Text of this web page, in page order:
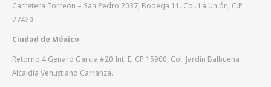
Carretera Torreon – San Pedro 2037, Bodega 11. Col. La Unión, C.P
27420.
Ciudad de México
Retorno 4 Genaro García #20 Int. E, CP 15900, Col. Jardín Balbuena
Alcaldía Venustiano Carranza.